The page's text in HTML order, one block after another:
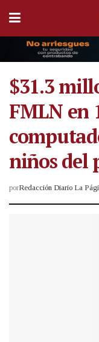
$31.3
FMLN en
niños del
porRedacción Diario La